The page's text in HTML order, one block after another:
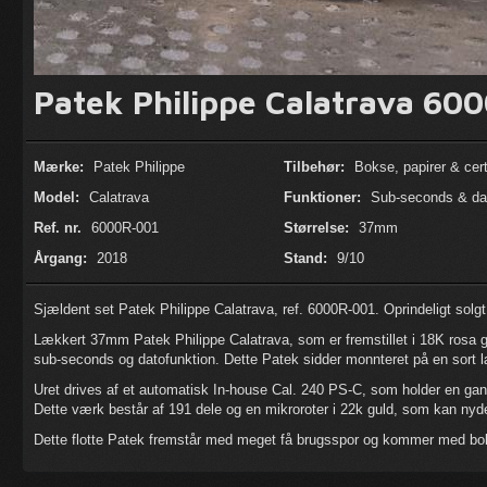
Patek Philippe Calatrava
Mærke:
Patek Philippe
Model:
Calatrava
Ref. nr.
6000R-001
Årgang:
2018
Tilbehør:
Bokse, papirer &
Funktioner:
Sub-seconds &
Størrelse:
37mm
Stand:
9/10
Sjældent set Patek Philippe Calatrava, ref. 6000R-001. Oprindeligt
Lækkert 37mm Patek Philippe Calatrava, som er fremstillet i 18K rosa
sub-seconds og datofunktion. Dette Patek sidder monnteret på en
Uret drives af et automatisk In-house Cal. 240 PS-C, som holder en
Dette værk består af 191 dele og en mikroroter i 22k guld, som kan
Dette flotte Patek fremstår med meget få brugsspor og kommer med